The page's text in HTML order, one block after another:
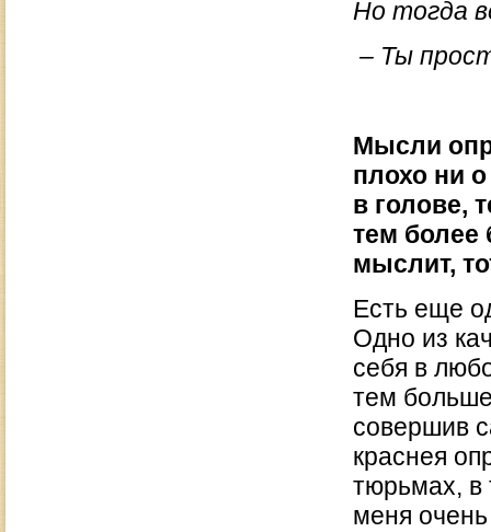
Но тогда
– Ты
Мысли
плохо ни
в голове,
тем более
мыслит,
Есть еще
Одно из
себя в
тем
совершив
краснея
тюрьмах, в
меня очень